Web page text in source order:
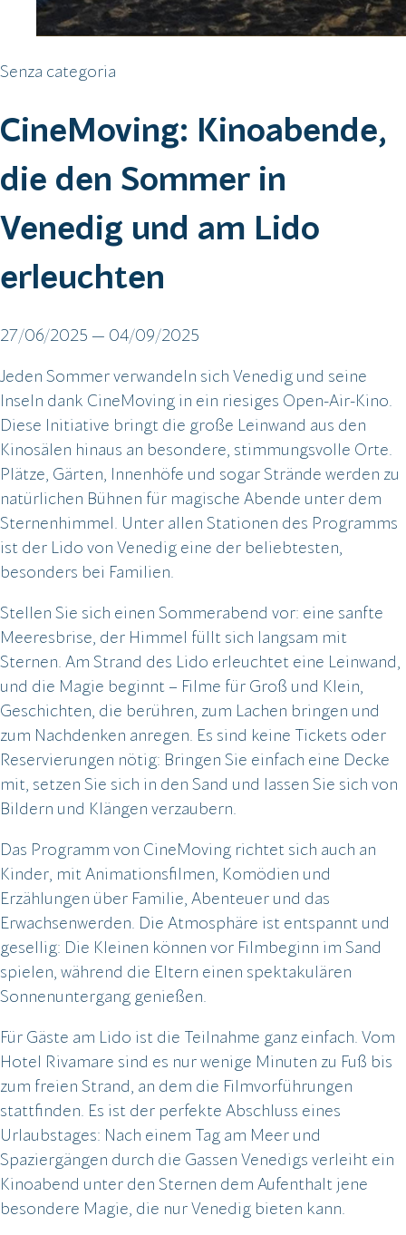
Senza categoria
CineMoving: Kinoabende,
die den Sommer in
Venedig und am Lido
erleuchten
27/06/2025 — 04/09/2025
Jeden Sommer verwandeln sich Venedig und seine
Inseln dank CineMoving in ein riesiges Open-Air-Kino.
Diese Initiative bringt die große Leinwand aus den
Kinosälen hinaus an besondere, stimmungsvolle Orte.
Plätze, Gärten, Innenhöfe und sogar Strände werden zu
natürlichen Bühnen für magische Abende unter dem
Sternenhimmel. Unter allen Stationen des Programms
ist der Lido von Venedig eine der beliebtesten,
besonders bei Familien.
Stellen Sie sich einen Sommerabend vor: eine sanfte
Meeresbrise, der Himmel füllt sich langsam mit
Sternen. Am Strand des Lido erleuchtet eine Leinwand,
und die Magie beginnt – Filme für Groß und Klein,
Geschichten, die berühren, zum Lachen bringen und
zum Nachdenken anregen. Es sind keine Tickets oder
Reservierungen nötig: Bringen Sie einfach eine Decke
mit, setzen Sie sich in den Sand und lassen Sie sich von
Bildern und Klängen verzaubern.
Das Programm von CineMoving richtet sich auch an
Kinder, mit Animationsfilmen, Komödien und
Erzählungen über Familie, Abenteuer und das
Erwachsenwerden. Die Atmosphäre ist entspannt und
gesellig: Die Kleinen können vor Filmbeginn im Sand
spielen, während die Eltern einen spektakulären
Sonnenuntergang genießen.
Für Gäste am Lido ist die Teilnahme ganz einfach. Vom
Hotel Rivamare sind es nur wenige Minuten zu Fuß bis
zum freien Strand, an dem die Filmvorführungen
stattfinden. Es ist der perfekte Abschluss eines
Urlaubstages: Nach einem Tag am Meer und
Spaziergängen durch die Gassen Venedigs verleiht ein
Kinoabend unter den Sternen dem Aufenthalt jene
besondere Magie, die nur Venedig bieten kann.